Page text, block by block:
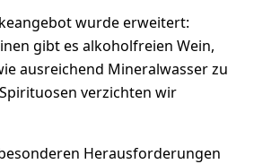
wurde erweitert:
gibt es alkoholfreien Wein,
ausreichend Mineralwasser zu
verzichten wir
Herausforderungen